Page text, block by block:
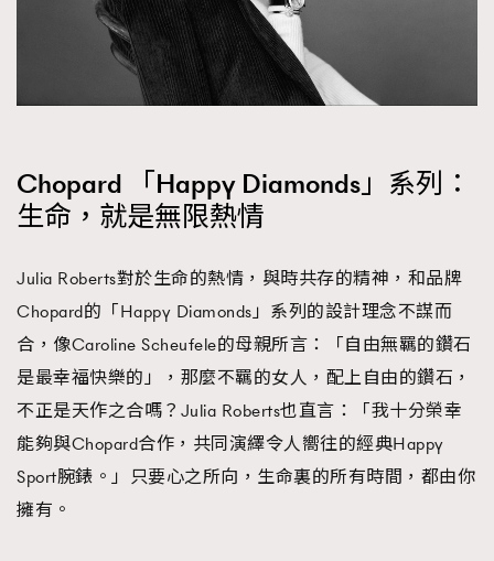
Chopard 「Happy Diamonds」系列：
生命，就是無限熱情
Julia Roberts對於生命的熱情，與時共存的精神，和品牌
Chopard的「Happy Diamonds」系列的設計理念不謀而
合，像Caroline Scheufele的母親所言：「自由無羈的鑽石
是最幸福快樂的」，那麼不羈的女人，配上自由的鑽石，
不正是天作之合嗎？Julia Roberts也直言：「我十分榮幸
能夠與Chopard合作，共同演繹令人嚮往的經典Happy
Sport腕錶。」只要心之所向，生命裏的所有時間，都由你
擁有。